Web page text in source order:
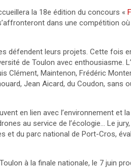
la 18e édition du concours «
dans une compétition
défendent leurs projets. Cette fois
de Toulon avec enthousiasme.
Clément, Maintenon, Frédéric
Jean Aicard, du Coudon, sans
en lien avec l’environnement et
au service de l’écologie… Le
et du parc national de Port-Cros,
à la finale nationale, le 7 juin